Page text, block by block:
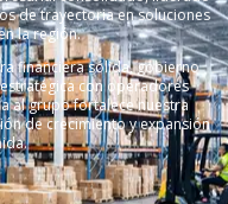
de trayectoria en soluciones
la región.
financiera sólida, gobierno
con operadores
al grupo fortalece nuestra
de crecimiento y expansión